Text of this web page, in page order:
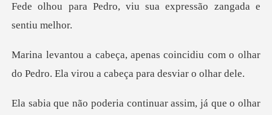
viu sua expressão zan
cidiu com o olhar
do Pedro. Ela virou
im, já que o olhar